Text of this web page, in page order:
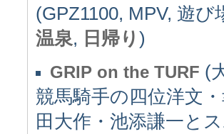
(GPZ1100, MPV, 遊び
温泉, 日帰り )
GRIP on the TURF (
競馬騎手の四位洋文
田大作・池添謙一と